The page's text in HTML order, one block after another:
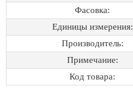
Фасовка:
Единицы измерения:
Производитель:
Примечание:
Код товара: